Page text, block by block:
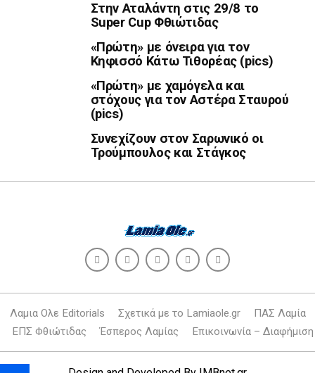
Στην Αταλάντη στις 29/8 το
Super Cup Φθιώτιδας
«Πρώτη» με όνειρα για τον
Κηφισσό Κάτω Τιθορέας (pics)
«Πρώτη» με χαμόγελα και
στόχους για τον Αστέρα Σταυρού
(pics)
Συνεχίζουν στον Σαρωνικό οι
Τρούμπουλος και Στάγκος
Λαμια Ολε Editorials Σχετικά με το Lamiaole.gr
ΠΑΣ Λαμία
ΕΠΣ Φθιώτιδας
Έσπερος Λαμίας Επικοινωνία – Διαφήμιση